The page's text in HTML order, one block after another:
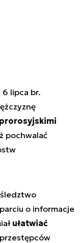
lipca br.
pochwalać
o informacje
ułatwiać